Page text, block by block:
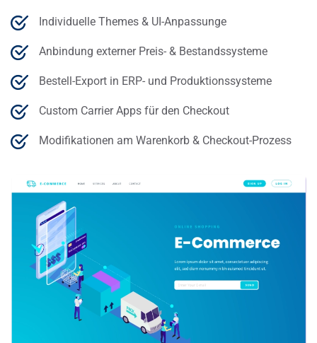
Individuelle Themes & UI-Anpassunge
Anbindung externer Preis- & Bestandssysteme
Bestell-Export in ERP- und Produktionssysteme
Custom Carrier Apps für den Checkout
Modifikationen am Warenkorb & Checkout-Prozess